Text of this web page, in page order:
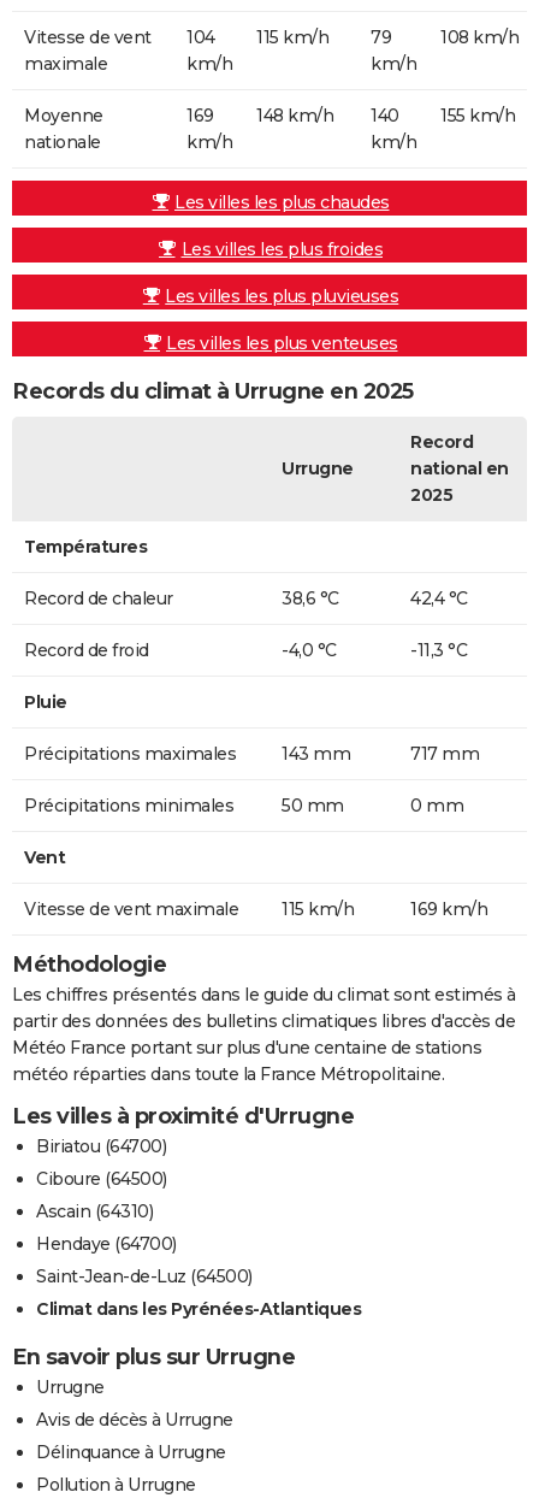
Vitesse de vent
maximale
104
km/h
115 km/h
79
km/h
108 km/h
Moyenne
nationale
169
km/h
148 km/h
140
km/h
155 km/h
Les villes les plus chaudes
Les villes les plus froides
Les villes les plus pluvieuses
Les villes les plus venteuses
Records du climat à Urrugne en 2025
Urrugne
Record
national en
2025
Températures
Record de chaleur 38,6 °C 42,4 °C
Record de froid -4,0 °C -11,3 °C
Pluie
Précipitations maximales 143 mm 717 mm
Précipitations minimales 50 mm 0 mm
Vent
Vitesse de vent maximale 115 km/h 169 km/h
Méthodologie
Les chiffres présentés dans le guide du climat sont estimés à
partir des données des bulletins climatiques libres d'accès de
Météo France portant sur plus d'une centaine de stations
météo réparties dans toute la France Métropolitaine.
Les villes à proximité d'Urrugne
Biriatou (64700)
Ciboure (64500)
Ascain (64310)
Hendaye (64700)
Saint-Jean-de-Luz (64500)
Climat dans les Pyrénées-Atlantiques
En savoir plus sur Urrugne
Urrugne
Avis de décès à Urrugne
Délinquance à Urrugne
Pollution à Urrugne